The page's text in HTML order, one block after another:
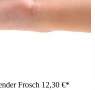
Frosch 12,30 €*